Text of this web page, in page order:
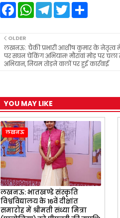
F
a
b
o
o
k
W
A
p
p
T
e
r
a
m
T
e
r
S
OLDER
लखनऊ: चैकी प्रभारी आशीष कुमार के नेतृत्व में
पर सघन चेकिंग अभियान! मौरावां मोड़ पर
अभियान, नियम तोड़ने वालों पर हुई कार्रवाई
YOU MAY LIKE
लखनऊ
लखनऊ: भातखण्डे संस्कृति
विश्वविद्यालय के 16वें दीक्षांत
समारोह में श्रीमती संध्या मित्रा